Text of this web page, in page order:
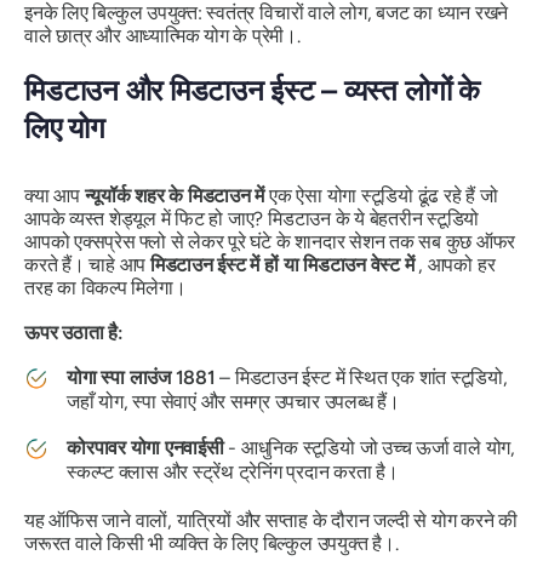
इनके लिए बिल्कुल उपयुक्त: स्वतंत्र विचारों वाले लोग, बजट का ध्यान रखने
वाले छात्र और आध्यात्मिक योग के प्रेमी।.
मिडटाउन और मिडटाउन ईस्ट – व्यस्त लोगों के
लिए योग
क्या आपन्यूयॉर्क शहर के मिडटाउन मेंएक ऐसा योगा स्टूडियो ढूंढ रहे हैं जो
आपके व्यस्त शेड्यूल में फिट हो जाए? मिडटाउन के ये बेहतरीन स्टूडियो
आपको एक्सप्रेस फ्लो से लेकर पूरे घंटे के शानदार सेशन तक सब कुछ ऑफर
करते हैं। चाहे आपमिडटाउन ईस्ट में हों या मिडटाउन वेस्ट में, आपको हर
तरह का विकल्प मिलेगा।
ऊपर उठाता है:
योगा स्पा लाउंज 1881 – मिडटाउन ईस्ट में स्थित एक शांत स्टूडियो,
जहाँ योग, स्पा सेवाएं और समग्र उपचार उपलब्ध हैं।
कोरपावर योगा एनवाईसी- आधुनिक स्टूडियो जो उच्च ऊर्जा वाले योग,
स्कल्प्ट क्लास और स्ट्रेंथ ट्रेनिंग प्रदान करता है।
यह ऑफिस जाने वालों, यात्रियों और सप्ताह के दौरान जल्दी से योग करने की
जरूरत वाले किसी भी व्यक्ति के लिए बिल्कुल उपयुक्त है।.